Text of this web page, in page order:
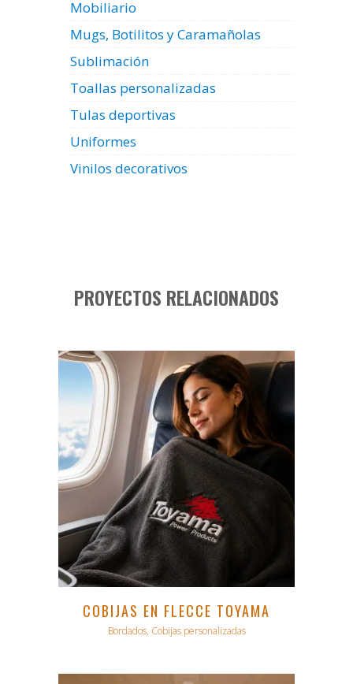
Mobiliario
Mugs, Botilitos y Caramañolas
Sublimación
Toallas personalizadas
Tulas deportivas
Uniformes
Vinilos decorativos
PROYECTOS RELACIONADOS
COBIJAS EN FLECCE TOYAMA
Bordados, Cobijas personalizadas